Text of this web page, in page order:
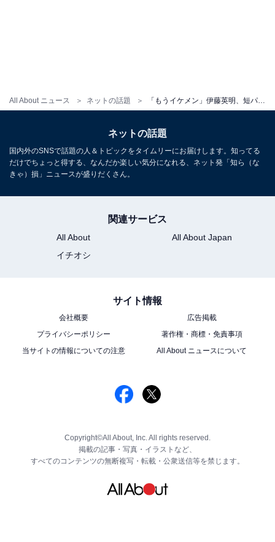
All About ニュース ネットの話題
ネットの話題
国内外のSNSで話題の人＆トピックをタイムリーにお届けします。知ってる
だけでちょっと得する、なんだか楽しい気分になれる、ネット発「知ら（な
きゃ）損」ニュースが盛りだくさん。
関連サービス
All About
All About Japan
イチオシ
サイト情報
会社概要
広告掲載
プライバシーポリシー
著作権・商標・免責事項
当サイトの情報についての注意
All About ニュースについて
Copyright©All About, Inc. All rights reserved.
掲載の記事・写真・イラストなど、
すべてのコンテンツの無断複写・転載・公衆送信等を禁じます。